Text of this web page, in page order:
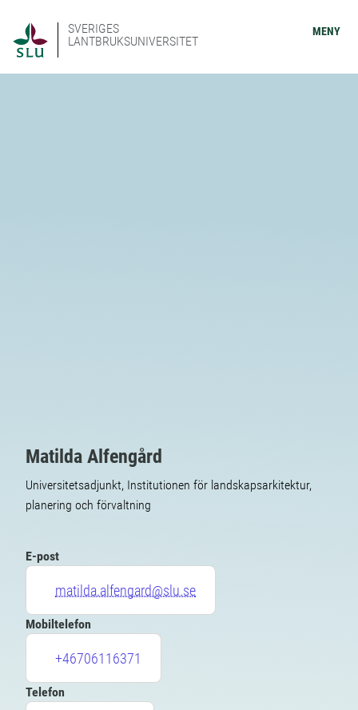
SVERIGES
LANTBRUKSUNIVERSITET
MENY
Matilda Alfengård
Universitetsadjunkt, Institutionen för landskapsarkitektur,
planering och förvaltning
E-post
matilda.alfengard@slu.se
Mobiltelefon
+46706116371
Telefon